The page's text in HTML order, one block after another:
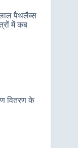
लाल पैथलैब्स
में कब
वितरण के